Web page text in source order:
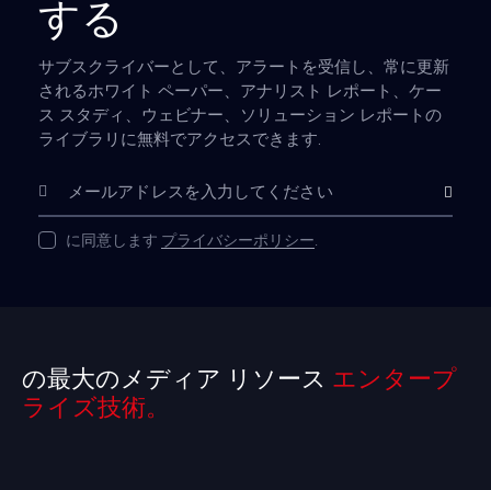
する
サブスクライバーとして、アラートを受信し、常に更新
されるホワイト ペーパー、アナリスト レポート、ケー
ス スタディ、ウェビナー、ソリューション レポートの
ライブラリに無料でアクセスできます.
購読
に同意します プライバシーポリシー.
の最大のメディア リソース エンタープ
ライズ技術。